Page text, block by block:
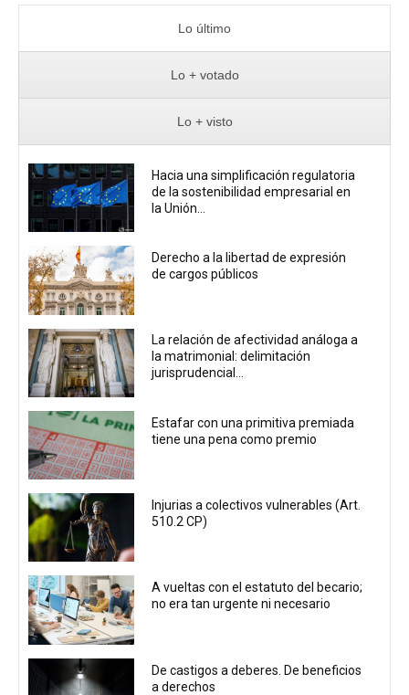
Lo último
Lo + votado
Lo + visto
Hacia una simplificación regulatoria
de la sostenibilidad empresarial en
la Unión...
Derecho a la libertad de expresión
de cargos públicos
La relación de afectividad análoga a
la matrimonial: delimitación
jurisprudencial...
Estafar con una primitiva premiada
tiene una pena como premio
Injurias a colectivos vulnerables (Art.
510.2 CP)
A vueltas con el estatuto del becario;
no era tan urgente ni necesario
De castigos a deberes. De beneficios
a derechos